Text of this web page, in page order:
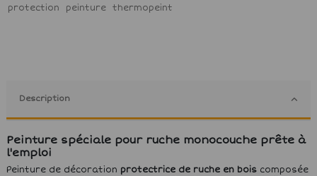
protection peinture thermopeint
Description
Peinture spéciale pour ruche monocouche prête à
l'emploi
Peinture de décoration protectrice de ruche en bois composée